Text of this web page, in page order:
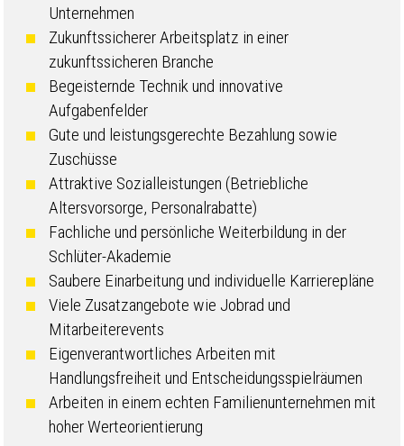
Unternehmen
Zukunftssicherer Arbeitsplatz in einer
zukunftssicheren Branche
Begeisternde Technik und innovative
Aufgabenfelder
Gute und leistungsgerechte Bezahlung sowie
Zuschüsse
Attraktive Sozialleistungen (Betriebliche
Altersvorsorge, Personalrabatte)
Fachliche und persönliche Weiterbildung in der
Schlüter-Akademie
Saubere Einarbeitung und individuelle Karrierepläne
Viele Zusatzangebote wie Jobrad und
Mitarbeiterevents
Eigenverantwortliches Arbeiten mit
Handlungsfreiheit und Entscheidungsspielräumen
Arbeiten in einem echten Familienunternehmen mit
hoher Werteorientierung